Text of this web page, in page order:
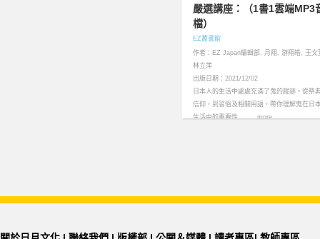
嚴選講座：（1書1雲端MP3
檔）
EZ叢書館
作者：EZ Japan編輯部, 月翔, 游翔皓, 王文
林立萍
出版日期：2021/12/02
日本人的生活中處處充滿了鬼的蹤跡。從祭
信仰，到習俗及相關用語，帶你理解鬼在日
生活中的重要性………more